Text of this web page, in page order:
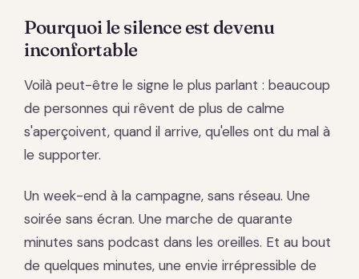
Pourquoi le silence est devenu
inconfortable
Voilà peut-être le signe le plus parlant : beaucoup
de personnes qui rêvent de plus de calme
s'aperçoivent, quand il arrive, qu'elles ont du mal à
le supporter.
Un week-end à la campagne, sans réseau. Une
soirée sans écran. Une marche de quarante
minutes sans podcast dans les oreilles. Et au bout
de quelques minutes, une envie irrépressible de